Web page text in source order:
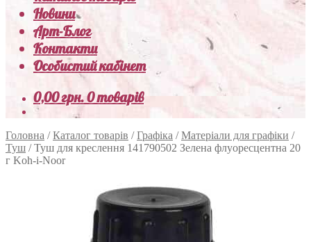
Новини
Арт-Блог
Контакти
Особистий кабінет
0,00грн.0 товарів
Головна /Каталог товарів /Графіка /Матеріали для графіки /
Туш /Туш для креслення 141790502 Зелена флуоресцентна 20
г Koh-i-Noor